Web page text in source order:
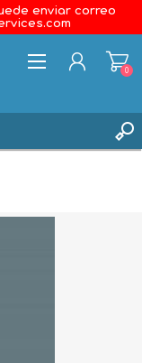
enviar correo
0